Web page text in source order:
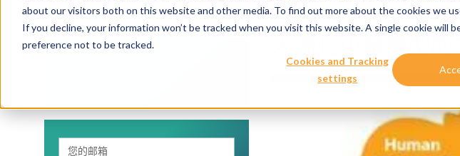
about our visitors both on this website and other media. To find out more about the cookies we
If you decline, your information won’t be tracked when you visit this website. A single cookie will
preference not to be tracked.
Cookies and Tracking
settings
人源化小鼠模型